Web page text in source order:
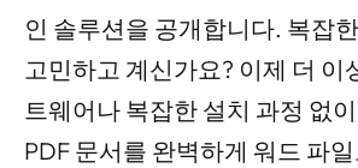
인 솔루션을 공개합니다. 복잡
고민하고 계신가요? 이제 더 이
트웨어나 복잡한 설치 과정 없
PDF 문서를 완벽하게 워드 파